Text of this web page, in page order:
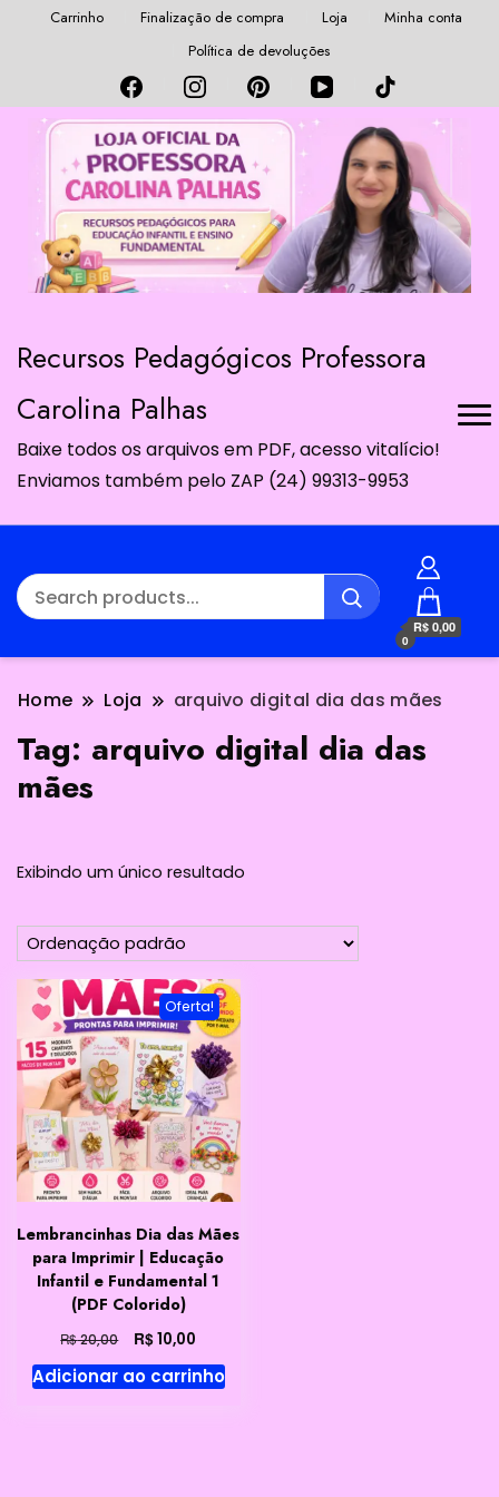
Carrinho Finalização de compra Loja
Minha conta
Política de devoluções
Recursos Pedagógicos Professora
Carolina Palhas
Baixe todos os arquivos em PDF, acesso vitalício!
Enviamos também pelo ZAP (24) 99313-9953
0
R$ 0,00
Home Loja arquivo digital dia das mães
Tag: arquivo digital dia das
mães
Exibindo um único resultado
Oferta!
Lembrancinhas Dia das Mães
para Imprimir | Educação
Infantil e Fundamental 1
(PDF Colorido)
R$20,00
preço
original
R$10,00
preço
atual
Adicionar ao carrinho